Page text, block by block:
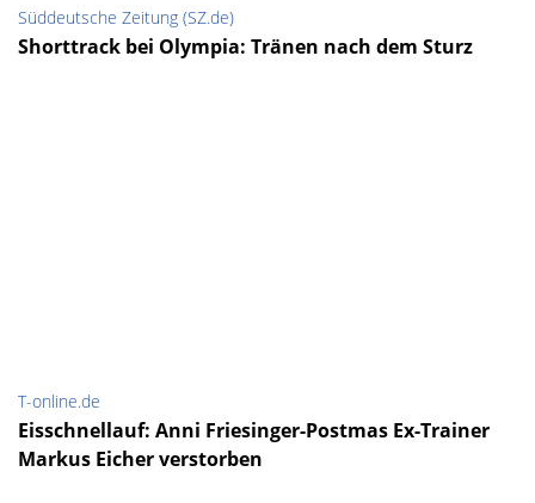
Süddeutsche Zeitung (SZ.de)
Shorttrack bei Olympia: Tränen nach dem Sturz
T-online.de
Eisschnellauf: Anni Friesinger-Postmas Ex-Trainer
Markus Eicher verstorben